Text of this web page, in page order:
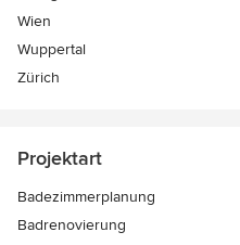
Wien
Wuppertal
Zürich
Projektart
Badezimmerplanung
Badrenovierung